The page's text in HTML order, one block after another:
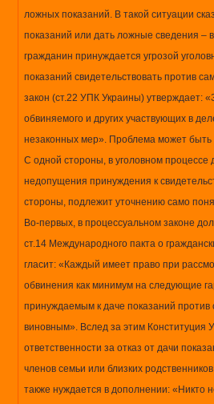
ложных показаний. В такой ситуации
показаний или дать ложные сведения –
гражданин принуждается угрозой
показаний свидетельствовать против
закон (ст.22 УПК Украины) утверждает:
обвиняемого и других участвующих в
незаконных мер». Проблема может
С одной стороны, в уголовном
недопущения принуждения к
стороны, подлежит уточнению само
Во-первых, в процессуальном законе
ст.14 Международного пакта о
гласит: «Каждый имеет право при
обвинения как минимум на следующие
принуждаемым к даче показаний против
виновным». Вслед за этим Конституция
ответственности за отказ от дачи
членов семьи или близких
также нуждается в дополнении: «Никто